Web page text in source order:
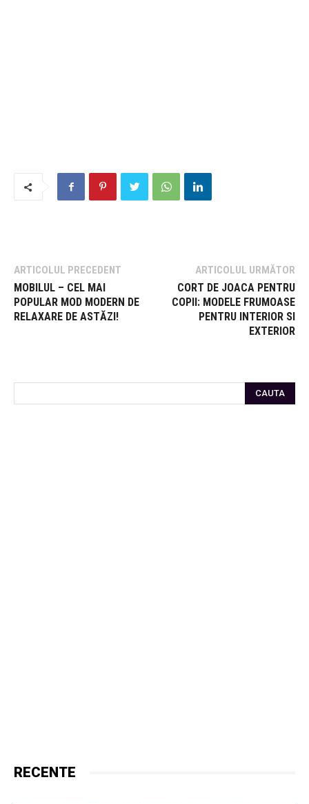
ARTICOLUL PRECEDENT
MOBILUL – CEL MAI
POPULAR MOD MODERN DE
RELAXARE DE ASTĂZI!
ARTICOLUL URMĂTOR
CORT DE JOACA PENTRU
COPII: MODELE FRUMOASE
PENTRU INTERIOR SI
EXTERIOR
CAUTA
RECENTE